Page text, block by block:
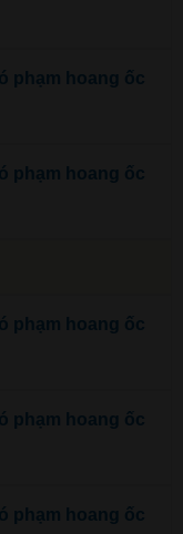
phạm hoang ốc
phạm hoang ốc
phạm hoang ốc
phạm hoang ốc
phạm hoang ốc